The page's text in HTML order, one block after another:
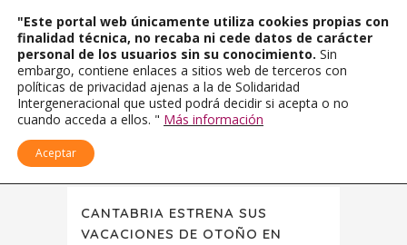
CANTABRIA ESTRENA SUS
VACACIONES DE OTOÑO EN
"Este portal web únicamente utiliza cookies propias con
finalidad técnica, no recaba ni cede datos de carácter
personal de los usuarios sin su conocimiento. Sin
embargo, contiene enlaces a sitios web de terceros con
políticas de privacidad ajenas a la de Solidaridad
Intergeneracional que usted podrá decidir si acepta o no
cuando acceda a ellos. " Más información
Aceptar